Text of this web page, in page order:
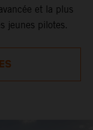
et la plus
jeunes pilotes.